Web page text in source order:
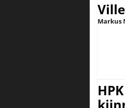
Markus